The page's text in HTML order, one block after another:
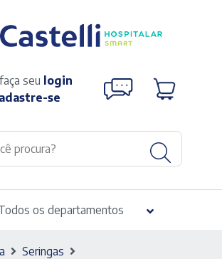
seu login
se
os departamentos
Seringas